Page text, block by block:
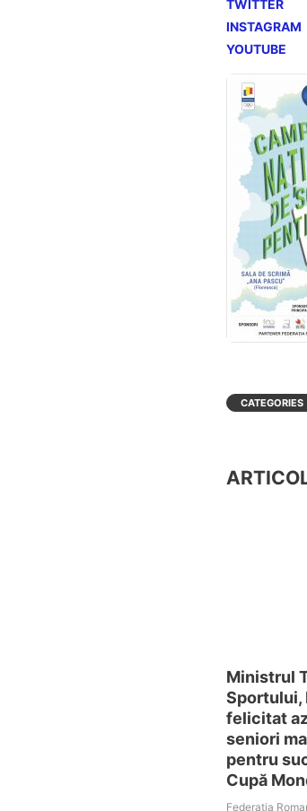
TWITTER
INSTAGRAM
YOUTUBE
CATEGORIES
Ministrul
Sportului,
felicitat
seniori
pentru
Cupă
Federatia